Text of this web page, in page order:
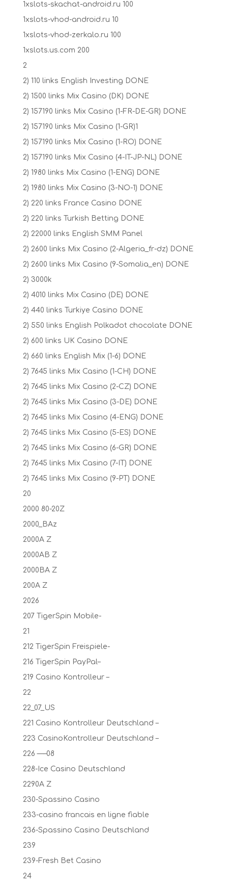
1xslots-skachat-android.ru 100
1xslots-vhod-android.ru 10
1xslots-vhod-zerkalo.ru 100
1xslots.us.com 200
2
2) 110 links English Investing DONE
2) 1500 links Mix Casino (DK) DONE
2) 157190 links Mix Casino (1-FR-DE-GR) DONE
2) 157190 links Mix Casino (1-GR)1
2) 157190 links Mix Casino (1-RO) DONE
2) 157190 links Mix Casino (4-IT-JP-NL) DONE
2) 1980 links Mix Casino (1-ENG) DONE
2) 1980 links Mix Casino (3-NO-1) DONE
2) 220 links France Casino DONE
2) 220 links Turkish Betting DONE
2) 22000 links English SMM Panel
2) 2600 links Mix Casino (2-Algeria_fr-dz) DONE
2) 2600 links Mix Casino (9-Somalia_en) DONE
2) 3000k
2) 4010 links Mix Casino (DE) DONE
2) 440 links Turkiye Casino DONE
2) 550 links English Polkadot chocolate DONE
2) 600 links UK Casino DONE
2) 660 links English Mix (1-6) DONE
2) 7645 links Mix Casino (1-CH) DONE
2) 7645 links Mix Casino (2-CZ) DONE
2) 7645 links Mix Casino (3-DE) DONE
2) 7645 links Mix Casino (4-ENG) DONE
2) 7645 links Mix Casino (5-ES) DONE
2) 7645 links Mix Casino (6-GR) DONE
2) 7645 links Mix Casino (7-IT) DONE
2) 7645 links Mix Casino (9-PT) DONE
20
2000 80-20Z
2000_BAz
2000A Z
2000AB Z
2000BA Z
200A Z
2026
207 TigerSpin Mobile-
21
212 TigerSpin Freispiele-
216 TigerSpin PayPal–
219 Casino Kontrolleur –
22
22_07_US
221 Casino Kontrolleur Deutschland –
223 CasinoKontrolleur Deutschland –
226 —–08
228-Ice Casino Deutschland
2290A Z
230-Spassino Casino
233-casino francais en ligne fiable
236-Spassino Casino Deutschland
239
239-Fresh Bet Casino
24